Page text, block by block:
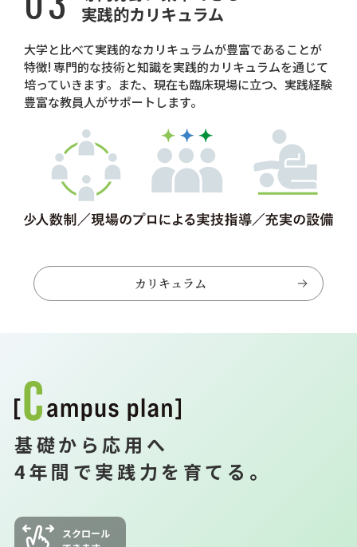
実践的カリキュラム
大学と比べて実践的なカリキュラムが豊富であることが
特徴! 専門的な技術と知識を実践的カリキュラムを通じて
培っていきます。また、現在も臨床現場に立つ、実践経験
豊富な教員人がサポートします。
カリキュラム
基礎から応用へ
4年間で実践力を育てる。